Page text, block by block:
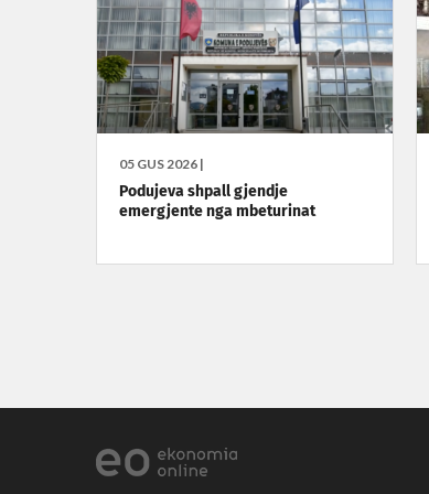
05 GUS 2026 |
Podujeva shpall gjendje
emergjente nga mbeturinat